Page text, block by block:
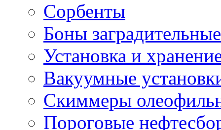
Сорбенты
Боны заградительные
Установка и
Вакуумные
Скиммеры
Пороговые